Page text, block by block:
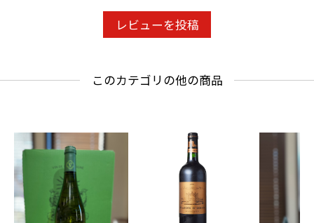
レビューを投稿
このカテゴリの他の商品